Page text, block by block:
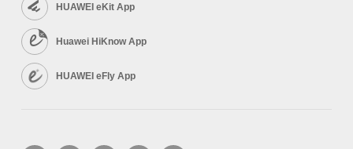
HUAWEI eKit App
Huawei HiKnow App
HUAWEI eFly App